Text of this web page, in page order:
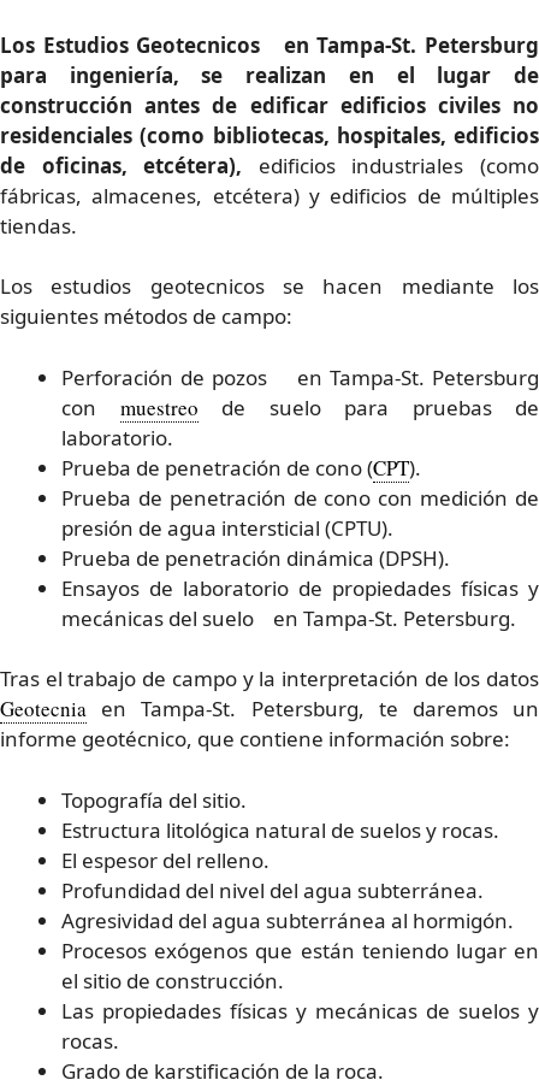
Los Estudios Geotecnicos en Tampa-St. Petersburg
para ingeniería, se realizan en el lugar de
construcción antes de edificar edificios civiles no
residenciales (como bibliotecas, hospitales, edificios
de oficinas, etcétera), edificios industriales (como
fábricas, almacenes, etcétera) y edificios de múltiples
tiendas.
Los estudios geotecnicos se hacen mediante los
siguientes métodos de campo:
Perforación de pozos en Tampa-St. Petersburg
con muestreo de suelo para pruebas de
laboratorio.
Prueba de penetración de cono (CPT).
Prueba de penetración de cono con medición de
presión de agua intersticial (CPTU).
Prueba de penetración dinámica (DPSH).
Ensayos de laboratorio de propiedades físicas y
mecánicas del suelo en Tampa-St. Petersburg.
Tras el trabajo de campo y la interpretación de los datos
Geotecnia en Tampa-St. Petersburg, te daremos un
informe geotécnico, que contiene información sobre:
Topografía del sitio.
Estructura litológica natural de suelos y rocas.
El espesor del relleno.
Profundidad del nivel del agua subterránea.
Agresividad del agua subterránea al hormigón.
Procesos exógenos que están teniendo lugar en
el sitio de construcción.
Las propiedades físicas y mecánicas de suelos y
rocas.
Grado de karstificación de la roca.